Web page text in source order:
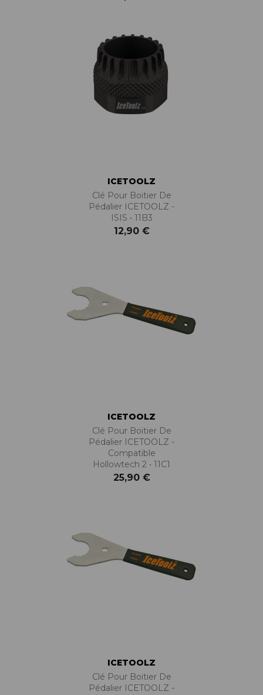
ICETOOLZ
Clé Pour Boitier De
Pédalier ICETOOLZ -
ISIS • 11B3
12,90 €
ICETOOLZ
Clé Pour Boitier De
Pédalier ICETOOLZ -
Compatible
Hollowtech 2 • 11C1
25,90 €
ICETOOLZ
Clé Pour Boitier De
Pédalier ICETOOLZ -